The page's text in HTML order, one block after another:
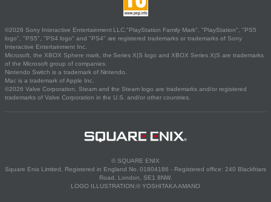
©2026 Sony Interactive Entertainment LLC."PlayStation Family Mark", "PlayStation", "PS5
logo", "PS5", "PS4 logo" and "PS4" are registered trademarks or trademarks of Sony
Interactive Entertainment Inc.
Microsoft, the XBOX Sphere mark, the Series X|S logo and XBOX Series X|S are trademarks
of the Microsoft group of companies.
Nintendo Switch is a trademark of Nintendo.
Mac is a trademark of Apple Inc.
©2026 Valve Corporation. Steam and the Steam logo are trademarks and/or registered
trademarks of Valve Corporation in the U.S. and/or other countries.
© SQUARE ENIX
Square Enix Limited, Registered in England No. 01804186 - Registered office: 240 Blackfriars
Road, London, SE1 8NW.
LOGO ILLUSTRATION:© YOSHITAKA AMANO